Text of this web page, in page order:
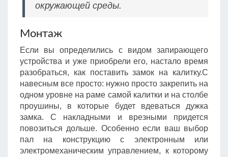
окружающей среды.
Монтаж
Если вы определились с видом запирающего
устройства и уже приобрели его, настало время
разобраться, как поставить замок на калитку.С
навесным все просто: нужно просто закрепить на
одном уровне на раме самой калитки и на столбе
проушины, в которые будет вдеваться дужка
замка. С накладными и врезными придется
повозиться дольше. Особенно если ваш выбор
пал на конструкцию с электронным или
электромеханическим управлением, к которому